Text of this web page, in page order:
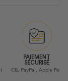
PAIEMENT
SÉCURISÉ
CB, PayPal, Apple Pay